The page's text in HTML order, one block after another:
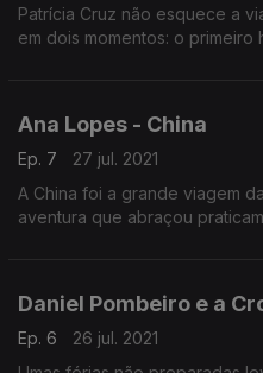
Patrícia Cruz não esquece a
em dois momentos: o primeiro
Ana Lopes - China
Ep. 7
27 jul. 2021
A China foi a grande viagem
aventura que abraçou
Daniel Pombeiro e a
Ep. 6
26 jul. 2021